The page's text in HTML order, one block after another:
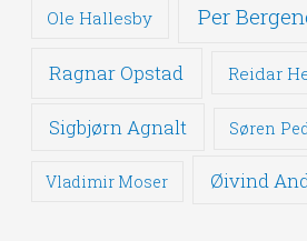
Ole Hallesby Per
Ragnar Opstad Reidar
Sigbjørn Agnalt Søren
Vladimir Moser Øivind